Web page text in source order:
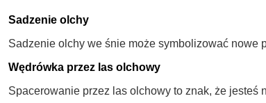
Sadzenie olchy
Sadzenie olchy we śnie może symbolizować nowe
Wędrówka przez las olchowy
Spacerowanie przez las olchowy to znak, że